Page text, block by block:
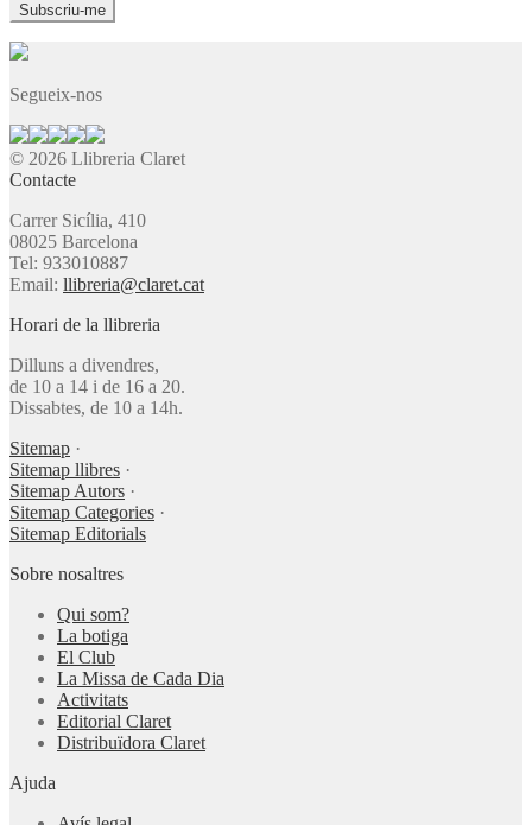
Segueix-nos
© 2026 Llibreria Claret
Contacte
Carrer Sicília, 410
08025 Barcelona
Tel: 933010887
Email: llibreria@claret.cat
Horari de la llibreria
Dilluns a divendres,
de 10 a 14 i de 16 a 20.
Dissabtes, de 10 a 14h.
Sitemap ·
Sitemap llibres ·
Sitemap Autors ·
Sitemap Categories ·
Sitemap Editorials
Sobre nosaltres
Qui som?
La botiga
El Club
La Missa de Cada Dia
Activitats
Editorial Claret
Distribuïdora Claret
Ajuda